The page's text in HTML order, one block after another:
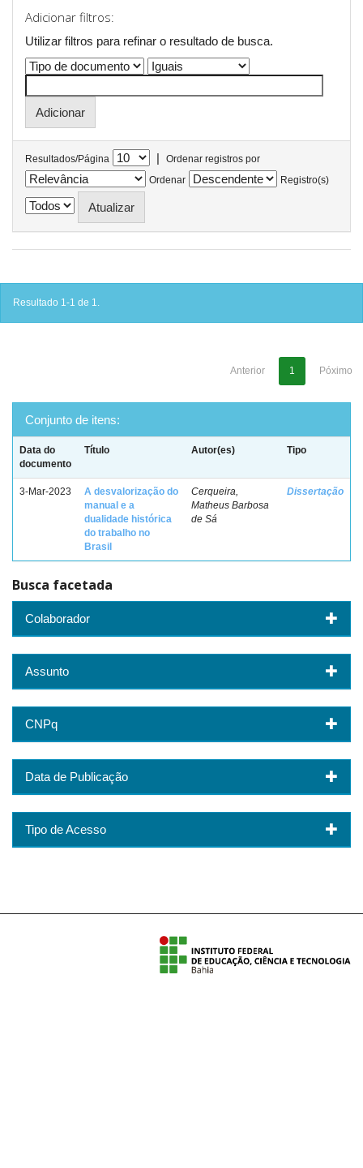
Adicionar filtros:
Utilizar filtros para refinar o resultado de busca.
Resultados/Página |
Ordenar registros por
Ordenar
Registro(s)
Resultado 1-1 de 1.
Anterior 1 Póximo
Conjunto de itens:
Data do
documento
Título Autor(es) Tipo
3-Mar-2023
A desvalorização do
manual e a
dualidade histórica
do trabalho no
Brasil
Cerqueira,
Matheus Barbosa
de Sá
Dissertação
Busca facetada
Colaborador
Assunto
CNPq
Data de Publicação
Tipo de Acesso